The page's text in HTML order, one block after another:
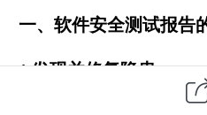
一、软件安全测试报告
1.发现并修复隐患
这是报告最基础的作用